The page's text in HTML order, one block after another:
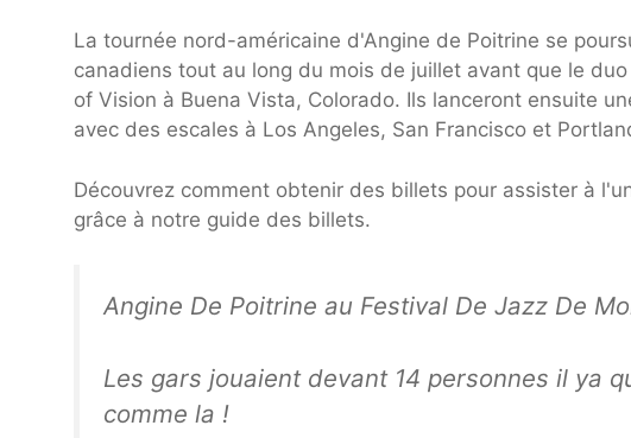
La tournée nord-américaine d'Angine de Poitrine se
canadiens tout au long du mois de juillet avant que le
of Vision à Buena Vista, Colorado. Ils lanceront ensuite
avec des escales à Los Angeles, San Francisco et
Découvrez comment obtenir des billets pour assister à
grâce à notre guide des billets.
Angine De Poitrine au Festival De Jazz De
Les gars jouaient devant 14 personnes il ya
comme la !